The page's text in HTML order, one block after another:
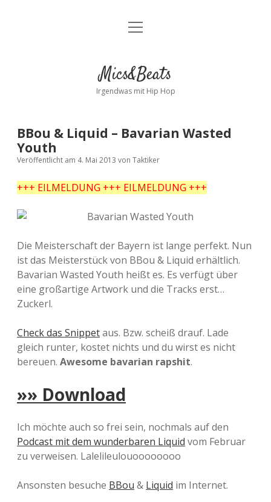
Kontakt
facebookinstagram
bandcamp
spotify
Menü
Mics&Beats
Irgendwas mit Hip Hop
BBou & Liquid – Bavarian Wasted
Youth
Veröffentlicht am 4. Mai 2013 von Taktiker
+++ EILMELDUNG +++ EILMELDUNG +++
Die Meisterschaft der Bayern ist lange perfekt. Nun
ist das Meisterstück von BBou & Liquid erhältlich.
Bavarian Wasted Youth heißt es. Es verfügt über
eine großartige Artwork und die Tracks erst…
Zuckerl.
Check das Snippetaus. Bzw. scheiß drauf. Lade
gleich runter, kostet nichts und du wirst es nicht
bereuen. Awesome bavarian rapshit.
»» Download
Ich möchte auch so frei sein, nochmals auf den
Podcast mit dem wunderbaren Liquid vom Februar
zu verweisen. Lalelileulouoooooooo
Ansonsten besuche BBou & Liquid im Internet.